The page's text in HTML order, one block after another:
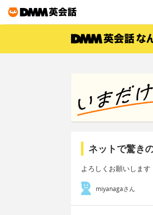
ネットで驚き
よろしくお願いします
miyanagaさん